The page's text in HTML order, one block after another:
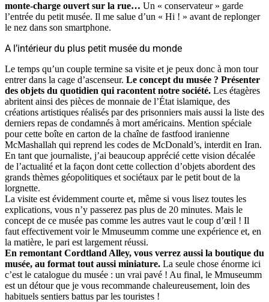
monte-charge ouvert sur la rue… Un « conservateur » garde
l’entrée du petit musée. Il me salue d’un « Hi ! » avant de replonger
le nez dans son smartphone.
A l’intérieur du plus petit musée du monde
Le temps qu’un couple termine sa visite et je peux donc à mon tour
entrer dans la cage d’ascenseur. Le concept du musée ? Présenter
des objets du quotidien qui racontent notre société. Les étagères
abritent ainsi des pièces de monnaie de l’État islamique, des
créations artistiques réalisés par des prisonniers mais aussi la liste des
derniers repas de condamnés à mort américains. Mention spéciale
pour cette boîte en carton de la chaîne de fastfood iranienne
McMashallah qui reprend les codes de McDonald’s, interdit en Iran.
En tant que journaliste, j’ai beaucoup apprécié cette vision décalée
de l’actualité et la façon dont cette collection d’objets abordent des
grands thèmes géopolitiques et sociétaux par le petit bout de la
lorgnette.
La visite est évidemment courte et, même si vous lisez toutes les
explications, vous n’y passerez pas plus de 20 minutes. Mais le
concept de ce musée pas comme les autres vaut le coup d’œil ! Il
faut effectivement voir le Mmuseumm comme une expérience et, en
la matière, le pari est largement réussi.
En remontant Cordtland Alley, vous verrez aussi la boutique du
musée, au format tout aussi miniature. La seule chose énorme ici
c’est le catalogue du musée : un vrai pavé ! Au final, le Mmuseumm
est un détour que je vous recommande chaleureusement, loin des
habituels sentiers battus par les touristes !